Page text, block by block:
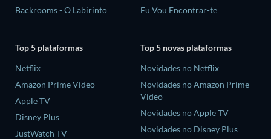
Backrooms - O Labirinto
Eu Vou Encontrar-te
Top 5 plataformas
Netflix
Amazon Prime Video
Apple TV
Disney Plus
JustWatch TV
Top 5 novas plataformas
Novidades no Netflix
Novidades no Amazon Prime
Video
Novidades no Apple TV
Novidades no Disney Plus